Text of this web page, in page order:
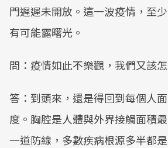
門遲遲未開放。這一波疫情，至
有可能露曙光。
問：疫情如此不樂觀，我們又該
答：到頭來，還是得回到每個人
度。胸腔是人體與外界接觸面積
一道防線，多數疾病根源多半都